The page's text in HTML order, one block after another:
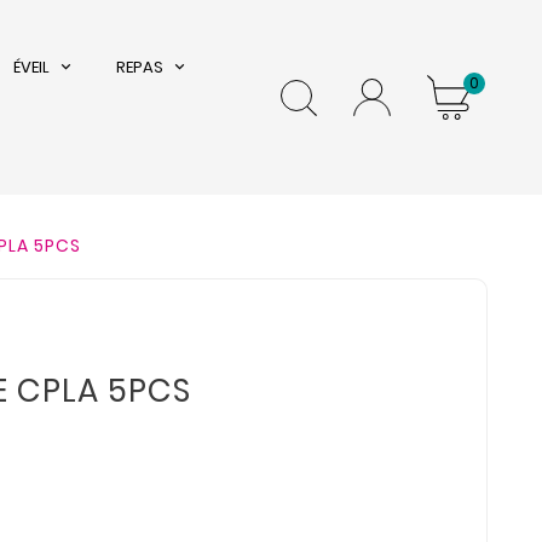
ÉVEIL REPAS
0
5PCS
CPLA 5PCS